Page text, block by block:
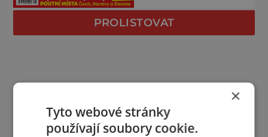
PROLISTOVAT
×
Tyto webové stránky
používají soubory cookie.